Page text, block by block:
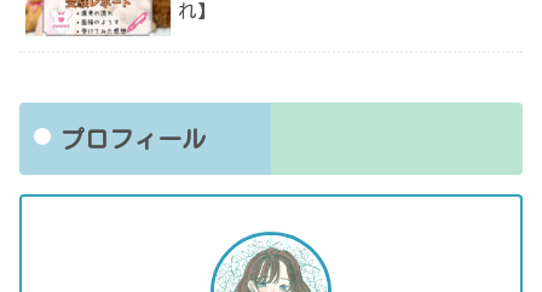
れ】
プロフィール